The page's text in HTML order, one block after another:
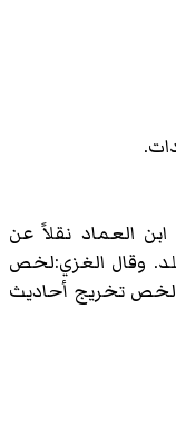
العماد نقلاً عن
وقال الغزي:لخص
تخريج أحاديث